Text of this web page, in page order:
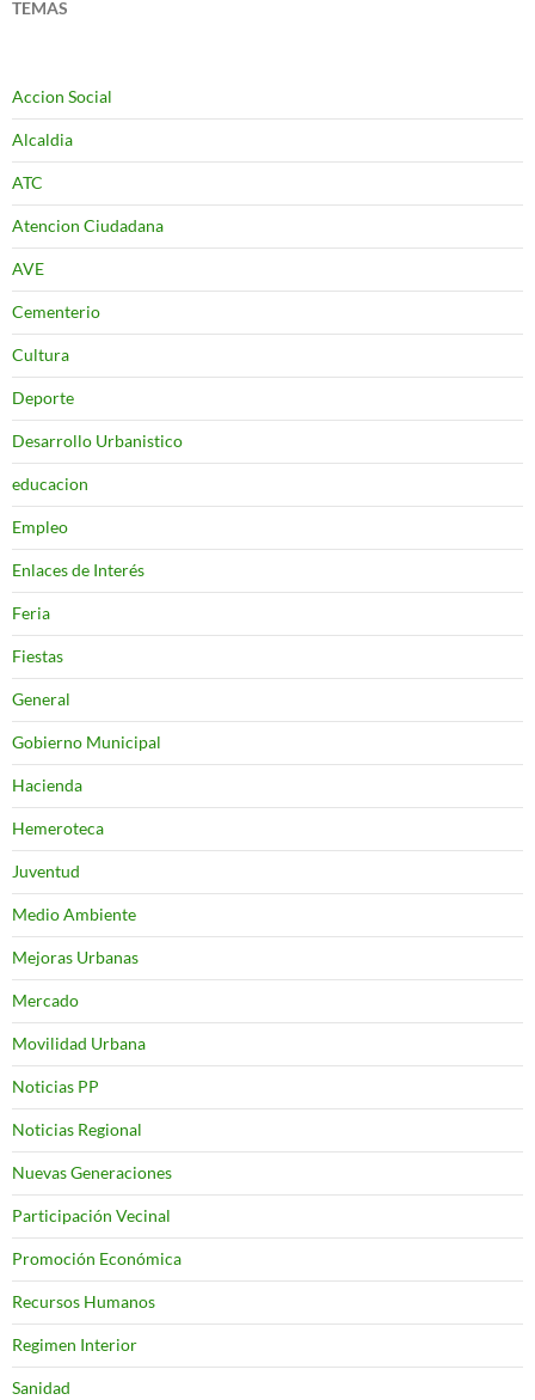
TEMAS
Accion Social
Alcaldia
ATC
Atencion Ciudadana
AVE
Cementerio
Cultura
Deporte
Desarrollo Urbanistico
educacion
Empleo
Enlaces de Interés
Feria
Fiestas
General
Gobierno Municipal
Hacienda
Hemeroteca
Juventud
Medio Ambiente
Mejoras Urbanas
Mercado
Movilidad Urbana
Noticias PP
Noticias Regional
Nuevas Generaciones
Participación Vecinal
Promoción Económica
Recursos Humanos
Regimen Interior
Sanidad